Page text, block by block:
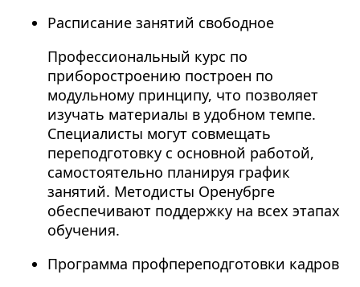
Расписание занятий свободное
Профессиональный курс по
приборостроению построен по
модульному принципу, что позволяет
изучать материалы в удобном темпе.
Специалисты могут совмещать
переподготовку с основной работой,
самостоятельно планируя график
занятий. Методисты Оренубрге
обеспечивают поддержку на всех этапах
обучения.
Программа профпереподготовки кадров